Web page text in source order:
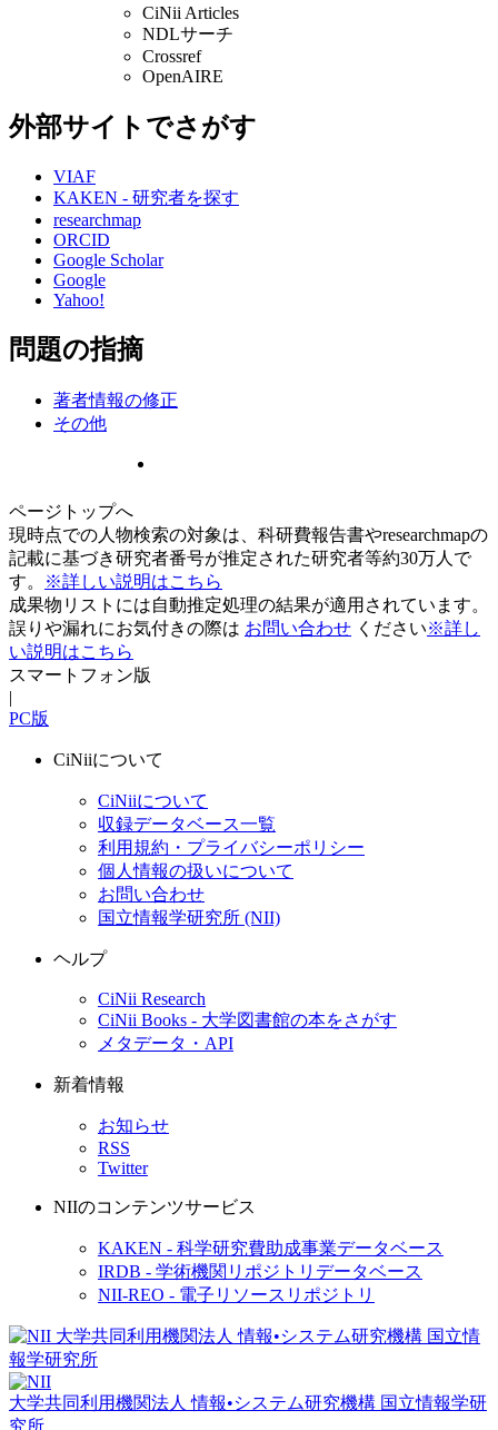
CiNii Articles
NDLサーチ
Crossref
OpenAIRE
外部サイトでさがす
VIAF
KAKEN - 研究者を探す
researchmap
ORCID
Google Scholar
Google
Yahoo!
問題の指摘
著者情報の修正
その他
ページトップへ
現時点での人物検索の対象は、科研費報告書やresearchmapの
記載に基づき研究者番号が推定された研究者等約30万人で
す。
※詳しい説明はこちら
成果物リストには自動推定処理の結果が適用されています。
誤りや漏れにお気付きの際は お問い合わせ ください※詳し
い説明はこちら
スマートフォン版
|
PC版
CiNiiについて
CiNiiについて
収録データベース一覧
利用規約・プライバシーポリシー
個人情報の扱いについて
お問い合わせ
国立情報学研究所 (NII)
ヘルプ
CiNii Research
CiNii Books - 大学図書館の本をさがす
メタデータ・API
新着情報
お知らせ
RSS
Twitter
NIIのコンテンツサービス
KAKEN - 科学研究費助成事業データベース
IRDB - 学術機関リポジトリデータベース
NII-REO - 電子リソースリポジトリ
大学共同利用機関法人 情報•システム研究機構 国立情報学研